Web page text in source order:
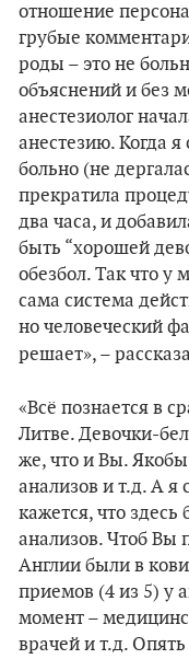
отношение
грубые
роды – это не
объяснений и без
анестезиолог
анестезию. Когда я
больно (не
прекратила
два часа, и
быть “хорошей
обезбол. Так что у
сама система
но человеческий
решает», –
«Всё познается в
Литве. Девочки-
же, что и Вы.
анализов и т.д. А
кажется, что
анализов. Чтоб Вы
Англии были в
приемов (4 из 5) у
момент –
врачей и т.д.